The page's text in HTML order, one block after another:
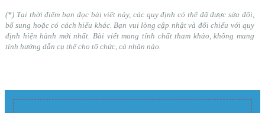
(*) Tại thời điểm bạn đọc bài viết này, các quy định có thể đã được sửa đổi,
bổ sung hoặc có cách hiểu khác. Bạn vui lòng cập nhật và đối chiếu với quy
định hiện hành mới nhất. Bài viết mang tính chất tham khảo, không mang
tính hướng dẫn cụ thể cho tổ chức, cá nhân nào.